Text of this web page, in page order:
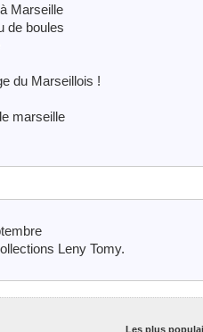
Marseille
de boules
du Marseillois !
marseille
Leny Tomy.
Les plus